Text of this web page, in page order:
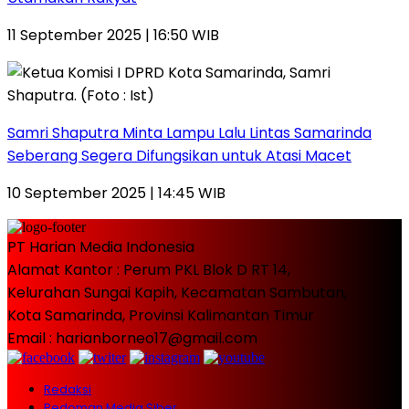
11 September 2025 | 16:50 WIB
Samri Shaputra Minta Lampu Lalu Lintas Samarinda
Seberang Segera Difungsikan untuk Atasi Macet
10 September 2025 | 14:45 WIB
PT Harian Media Indonesia
Alamat Kantor : Perum PKL Blok D RT 14,
Kelurahan Sungai Kapih, Kecamatan Sambutan,
Kota Samarinda, Provinsi Kalimantan Timur
Email : harianborneo17@gmail.com
Redaksi